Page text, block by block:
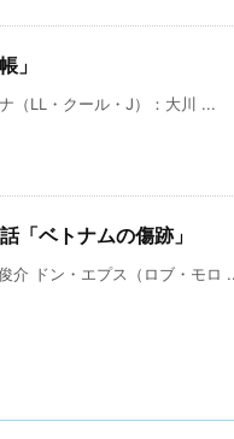
」
（LL・クール・J）：大川 ...
「ベトナムの傷跡」
介 ドン・エプス（ロブ・モロ